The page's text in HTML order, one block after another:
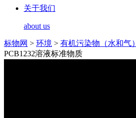
关于我们
about us
标物网 > 环境 > 有机污染物（水和气）
PCB1232溶液标准物质